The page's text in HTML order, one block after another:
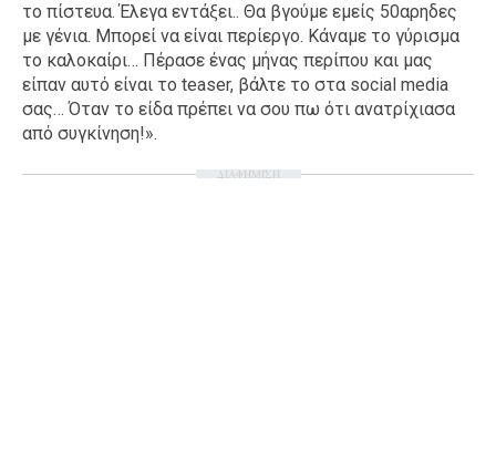
το πίστευα. Έλεγα εντάξει.. Θα βγούμε εμείς 50αρηδες
με γένια. Μπορεί να είναι περίεργο. Κάναμε το γύρισμα
το καλοκαίρι… Πέρασε ένας μήνας περίπου και μας
είπαν αυτό είναι το teaser, βάλτε το στα social media
σας… Όταν το είδα πρέπει να σου πω ότι ανατρίχιασα
από συγκίνηση!».
ΔΙΑΦΗΜΙΣΗ